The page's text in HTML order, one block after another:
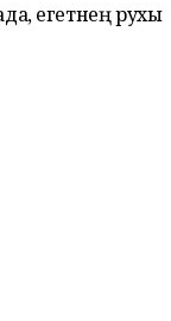
егетнең рухы